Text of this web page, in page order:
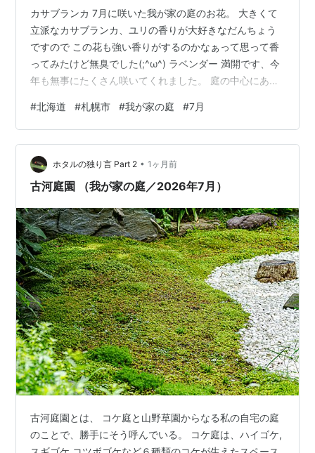
カサブランカ 7月に咲いた我が家の庭のお花。 大きくて
立派なカサブランカ、ユリの香りが大好きなだんちょう
ですので この花も強い香りがするのかなぁって思って香
ってみたけど無臭でした(;^ω^) ラベンダー 満開です、今
年も無事にたくさん咲いてくれました。 庭の中心にある
てあるアジサイたちも開花。 まだこれからの種類もある
のですが、一番好きなのはやはりブルーのアジサイ。 こ
れだけは僕が選んで買いました。 他はすべて嫁さんチョ
イスです。 その他の花々も咲いています。 一つ気がかり
なことがあります。 庭のサンショウの木が元気がありま
#北海道 #札幌市 #我が家の庭 #7月
ホタルの独り言 Part 2 • 1ヶ月前
古河庭園 （我が家の庭／2026年7月）
古河庭園とは、 コケ庭と山野草園からなる私の自宅の庭
のことで、勝手にそう呼んでいる。 コケ庭は、ハイゴケ,